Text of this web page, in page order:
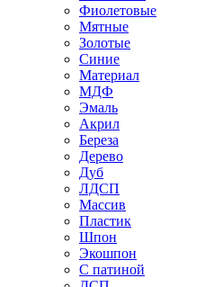
Фиолетовые
Мятные
Золотые
Синие
Материал
МДФ
Эмаль
Акрил
Береза
Дерево
Дуб
ЛДСП
Массив
Пластик
Шпон
Экошпон
С патиной